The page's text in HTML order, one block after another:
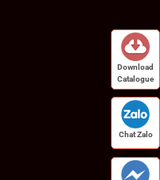
Download
Catalogue
Chat Zalo